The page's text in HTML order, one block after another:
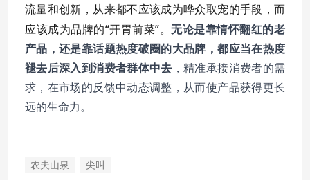
流量和创新，从来都不应该成为哗众取宠的手段，而
应该成为品牌的“开胃前菜”。无论是靠情怀翻红的老
产品，还是靠话题热度破圈的大品牌，都应当在热度
褪去后深入到消费者群体中去 ，精准承接消费者的需
求，在市场的反馈中动态调整，从而使产品获得更长
远的生命力。
农夫山泉 尖叫